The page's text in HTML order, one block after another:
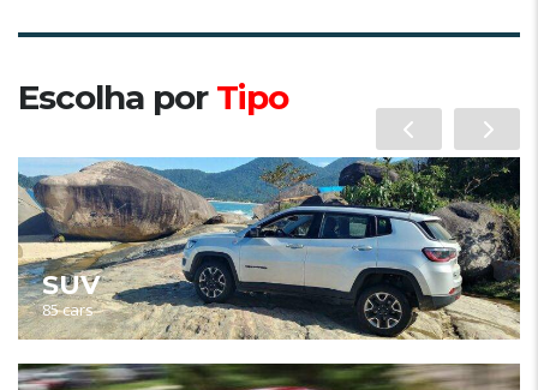
Escolha por Tipo
SUV
85 cars